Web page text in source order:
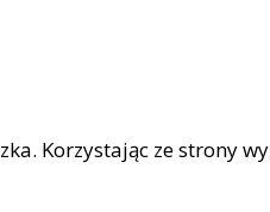
Korzystając ze strony